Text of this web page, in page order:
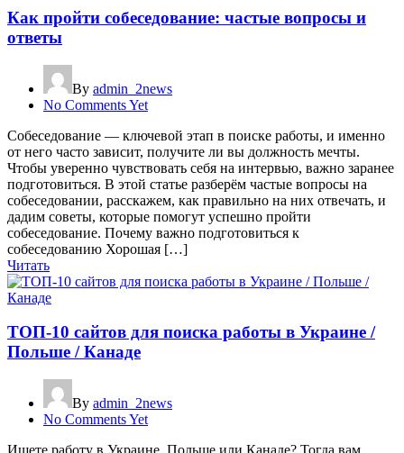
Как пройти собеседование: частые вопросы и
ответы
By admin_2news
No Comments Yet
Собеседование — ключевой этап в поиске работы, и именно
от него часто зависит, получите ли вы должность мечты.
Чтобы уверенно чувствовать себя на интервью, важно заранее
подготовиться. В этой статье разберём частые вопросы на
собеседовании, расскажем, как правильно на них отвечать, и
дадим советы, которые помогут успешно пройти
собеседование. Почему важно подготовиться к
собеседованию Хорошая […]
Читать
ТОП-10 сайтов для поиска работы в Украине /
Польше / Канаде
By admin_2news
No Comments Yet
Ищете работу в Украине, Польше или Канаде? Тогда вам